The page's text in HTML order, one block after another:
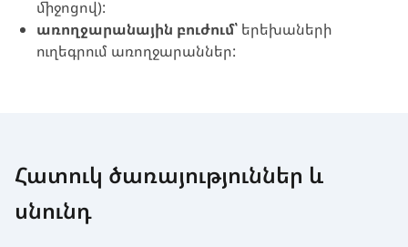
միջոցով):
առողջարանային բուժում՝ երեխաների
ուղեգրում առողջարաններ:
Հատուկ ծառայություններ և
սնունդ